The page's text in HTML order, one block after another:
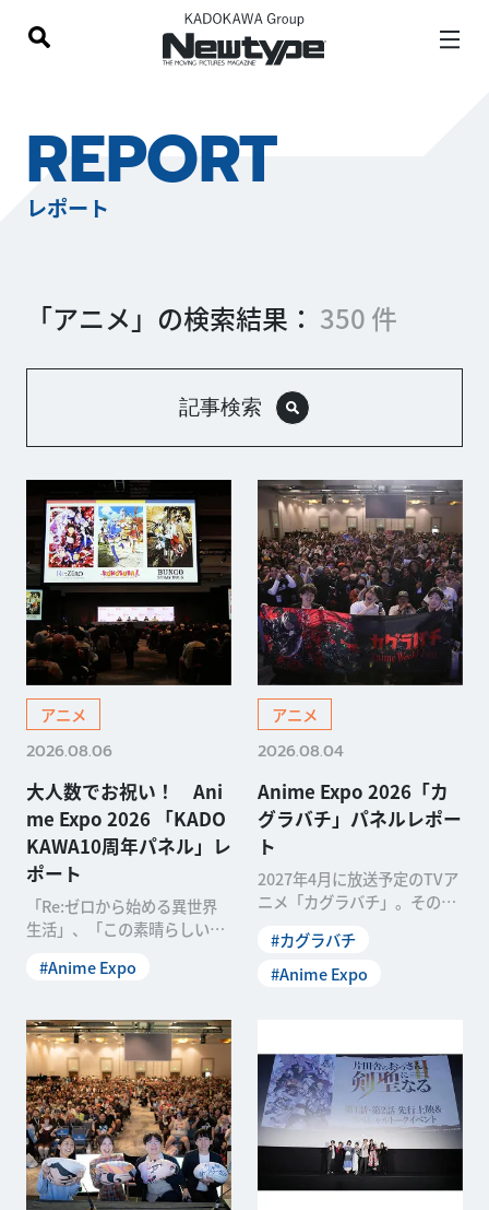
REPORT
レポート
「アニメ」の検索結果： 350 件
記事検索
アニメ
2026.08.06
大人数でお祝い！ Ani
me Expo 2026 「KADO
KAWA10周年パネル」レ
ポート
「Re:ゼロから始める異世界
生活」、「この素晴らしい世
レイドッグス」――。KADO
が、今年で放送開始から10周
年！ ロサンゼルスで開かれた
Anime Expo 2026では、...
#Anime Expo
アニメ
2026.08.04
Anime Expo 2026「カ
グラバチ」パネルレポー
ト
2027年4月に放送予定のTVア
ニメ「カグラバチ」。その第
映するアニメ「カグラバチ」
ワールドツアー第1弾が現在
#カグラバチ
#Anime Expo